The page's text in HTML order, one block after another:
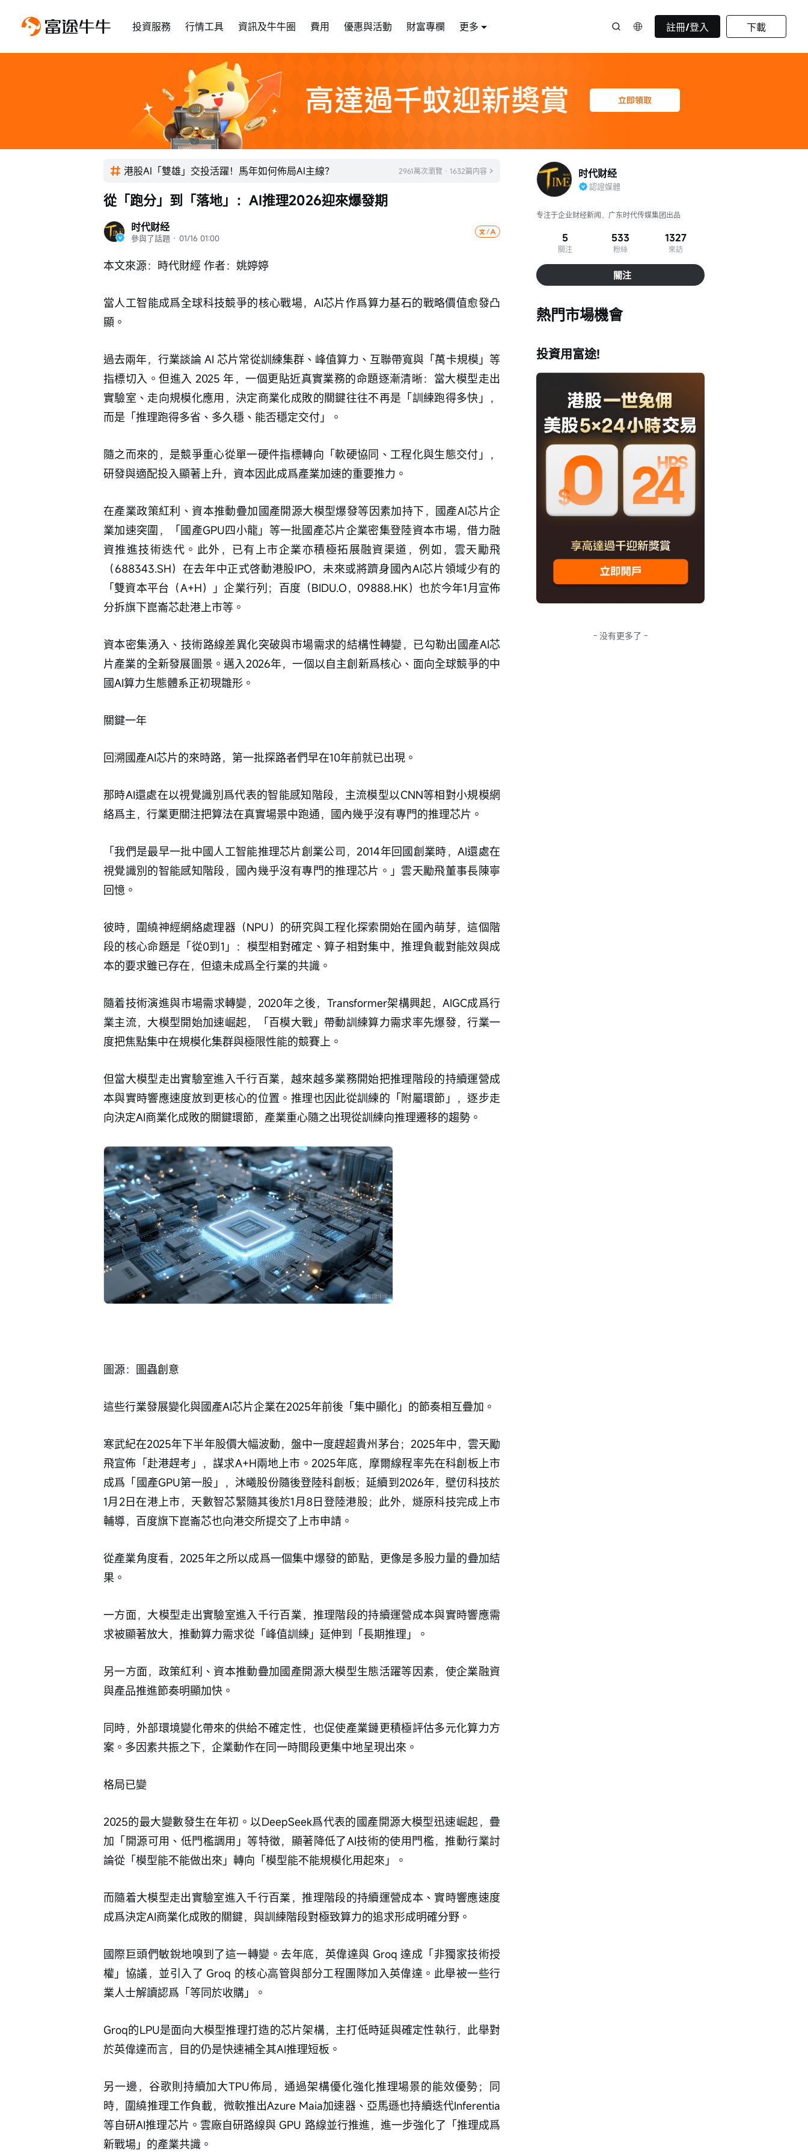
投資服務 行情工具 資訊及牛牛圈 費用 優惠與活動 財富專欄 更多 註冊/登入 下載
港股AI「雙雄」交投活躍！馬年如何佈局AI主線？ 2961萬次瀏覽 · 1632篇内容
时代财经
參與了話題 · 01/16 01:00
從「跑分」到「落地」：AI推理2026迎來爆發期
本文來源：時代財經 作者：姚婷婷
當人工智能成爲全球科技競爭的核心戰場，AI芯片作爲算力基石的戰略價值愈發凸
顯。
過去兩年，行業談論 AI 芯片常從訓練集群、峰值算力、互聯帶寬與「萬卡規模」等
指標切入。但進入 2025 年，一個更貼近真實業務的命題逐漸清晰：當大模型走出
實驗室、走向規模化應用，決定商業化成敗的關鍵往往不再是「訓練跑得多快」，
而是「推理跑得多省、多久穩、能否穩定交付」。
隨之而來的，是競爭重心從單一硬件指標轉向「軟硬協同、工程化與生態交付」，
研發與適配投入顯著上升，資本因此成爲產業加速的重要推力。
在產業政策紅利、資本推動疊加國產開源大模型爆發等因素加持下，國產AI芯片企
業加速突圍，「國產GPU四小龍」等一批國產芯片企業密集登陸資本市場，借力融
資推進技術迭代。此外，已有上市企業亦積極拓展融資渠道，例如，雲天勵飛
（688343.SH）在去年中正式啓動港股IPO，未來或將躋身國內AI芯片領域少有的
「雙資本平台（A+H）」企業行列；百度（BIDU.O，09888.HK）也於今年1月宣佈
分拆旗下崑崙芯赴港上市等。
資本密集湧入、技術路線差異化突破與市場需求的結構性轉變，已勾勒出國產AI芯
片產業的全新發展圖景。邁入2026年，一個以自主創新爲核心、面向全球競爭的中
國AI算力生態體系正初現雛形。
關鍵一年
回溯國產AI芯片的來時路，第一批探路者們早在10年前就已出現。
那時AI還處在以視覺識別爲代表的智能感知階段，主流模型以CNN等相對小規模網
絡爲主，行業更關注把算法在真實場景中跑通，國內幾乎沒有專門的推理芯片。
「我們是最早一批中國人工智能推理芯片創業公司，2014年回國創業時，AI還處在
視覺識別的智能感知階段，國內幾乎沒有專門的推理芯片。」雲天勵飛董事長陳寧
回憶。
彼時，圍繞神經網絡處理器（NPU）的研究與工程化探索開始在國內萌芽，這個階
段的核心命題是「從0到1」：模型相對確定、算子相對集中，推理負載對能效與成
本的要求雖已存在，但遠未成爲全行業的共識。
隨着技術演進與市場需求轉變，2020年之後，Transformer架構興起，AIGC成爲行
業主流，大模型開始加速崛起，「百模大戰」帶動訓練算力需求率先爆發，行業一
度把焦點集中在規模化集群與極限性能的競賽上。
但當大模型走出實驗室進入千行百業，越來越多業務開始把推理階段的持續運營成
本與實時響應速度放到更核心的位置。推理也因此從訓練的「附屬環節」，逐步走
向決定AI商業化成敗的關鍵環節，產業重心隨之出現從訓練向推理遷移的趨勢。
這些行業發展變化與國產AI芯片企業在2025年前後「集中顯化」的節奏相互疊加。
寒武紀在2025年下半年股價大幅波動，盤中一度趕超貴州茅台；2025年中，雲天勵
飛宣佈「赴港趕考」，謀求A+H兩地上市。2025年底，摩爾線程率先在科創板上市
成爲「國產GPU第一股」，沐曦股份隨後登陸科創板；延續到2026年，壁仞科技於
1月2日在港上市，天數智芯緊隨其後於1月8日登陸港股；此外，燧原科技完成上市
輔導，百度旗下崑崙芯也向港交所提交了上市申請。
從產業角度看，2025年之所以成爲一個集中爆發的節點，更像是多股力量的疊加結
果。
一方面，大模型走出實驗室進入千行百業，推理階段的持續運營成本與實時響應需
求被顯著放大，推動算力需求從「峰值訓練」延伸到「長期推理」。
另一方面，政策紅利、資本推動疊加國產開源大模型生態活躍等因素，使企業融資
與產品推進節奏明顯加快。
同時，外部環境變化帶來的供給不確定性，也促使產業鏈更積極評估多元化算力方
案。多因素共振之下，企業動作在同一時間段更集中地呈現出來。
格局已變
2025的最大變數發生在年初。以DeepSeek爲代表的國產開源大模型迅速崛起，疊
加「開源可用、低門檻調用」等特徵，顯著降低了AI技術的使用門檻，推動行業討
論從「模型能不能做出來」轉向「模型能不能規模化用起來」。
而隨着大模型走出實驗室進入千行百業，推理階段的持續運營成本、實時響應速度
成爲決定AI商業化成敗的關鍵，與訓練階段對極致算力的追求形成明確分野。
國際巨頭們敏銳地嗅到了這一轉變。去年底，英偉達與 Groq 達成「非獨家技術授
權」協議，並引入了 Groq 的核心高管與部分工程團隊加入英偉達。此舉被一些行
業人士解讀認爲「等同於收購」。
Groq的LPU是面向大模型推理打造的芯片架構，主打低時延與確定性執行，此舉對
於英偉達而言，目的仍是快速補全其AI推理短板。
另一邊，谷歌則持續加大TPU佈局，通過架構優化強化推理場景的能效優勢；同
時，圍繞推理工作負載，微軟推出Azure Maia加速器、亞馬遜也持續迭代Inferentia
等自研AI推理芯片。雲廠自研路線與 GPU 路線並行推進，進一步強化了「推理成爲
新戰場」的產業共識。
时代财经
認證媒體
专注于企业财经新闻，广东时代传媒集团出品
5
關注
533
粉絲
1327
來訪
關注
熱門市場機會
投資用富途!
- 没有更多了 -